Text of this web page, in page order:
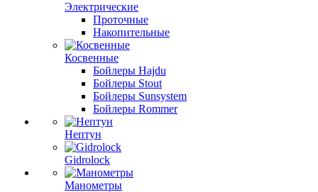
Электрические
Проточные
Накопительные
Косвенные
Бойлеры Hajdu
Бойлеры Stout
Бойлеры Sunsystem
Бойлеры Rommer
Нептун
Gidrolock
Манометры